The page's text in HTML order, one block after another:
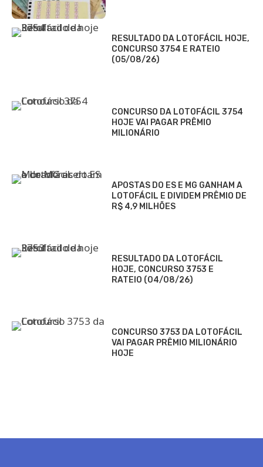
RESULTADO DA LOTOFÁCIL HOJE,
CONCURSO 3754 E RATEIO
(05/08/26)
CONCURSO DA LOTOFÁCIL 3754
HOJE VAI PAGAR PRÊMIO
MILIONÁRIO
APOSTAS DO ES E MG GANHAM A
LOTOFÁCIL E DIVIDEM PRÊMIO DE
R$ 4,9 MILHÕES
RESULTADO DA LOTOFÁCIL
HOJE, CONCURSO 3753 E
RATEIO (04/08/26)
CONCURSO 3753 DA LOTOFÁCIL
VAI PAGAR PRÊMIO MILIONÁRIO
HOJE